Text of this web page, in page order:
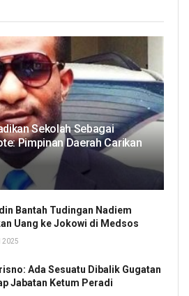
Sekolah Sebagai
Pimpinan Daerah Carikan
Bantah Tudingan Nadiem
Uang ke Jokowi di Medsos
2025
Ada Sesuatu Dibalik Gugatan
Jabatan Ketum Peradi